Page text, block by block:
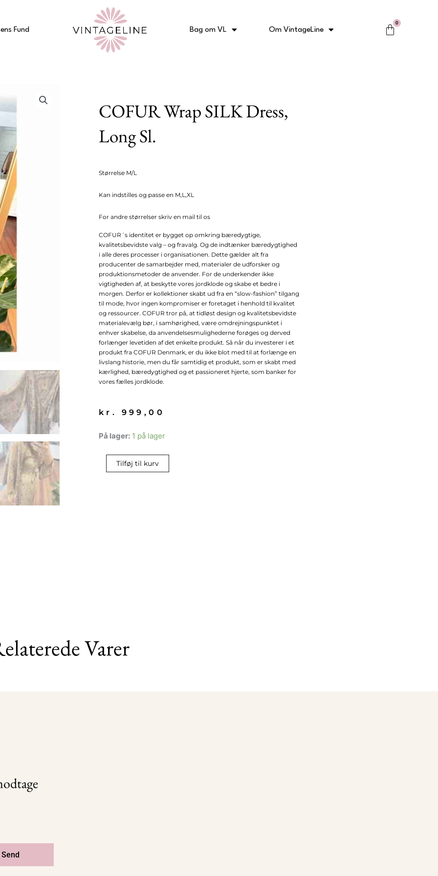
Fund Bag om VL Om VintageLine
0
Kurv
COFUR Wrap SILK Dress,
Long Sl.
Størrelse M/L
Kan indstilles og passe en M,L,XL
For andre størrelser skriv en mail til os
COFUR´s identitet er bygget op omkring bæredygtige,
kvalitetsbevidste valg – og fravalg. Og de indtænker bæredygtighed
i alle deres processer i organisationen. Dette gælder alt fra
producenter de samarbejder med, materialer de udforsker og
produktionsmetoder de anvender. For de underkender ikke
vigtigheden af, at beskytte vores jordklode og skabe et bedre i
morgen. Derfor er kollektioner skabt ud fra en “slow-fashion” tilgang
til mode, hvor ingen kompromiser er foretaget i henhold til kvalitet
og ressourcer. COFUR tror på, at tidløst design og kvalitetsbevidste
materialevælg bør, i samhørighed, være omdrejningspunktet i
enhver skabelse, da anvendelsesmulighederne forøges og derved
forlænger levetiden af det enkelte produkt. Så når du investerer i et
produkt fra COFUR Denmark, er du ikke blot med til at forlænge en
livslang historie, men du får samtidig et produkt, som er skabt med
kærlighed, bæredygtighed og et passioneret hjerte, som banker for
vores fælles jordklode.
kr. 999,00
På lager: 1 på lager
COFUR
dress,
Tilføj til kurv
Varer
Send